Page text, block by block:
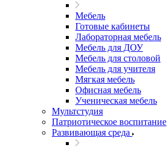
Мебель
Готовые кабинеты
Лабораторная мебель
Мебель для ДОУ
Мебель для столовой
Мебель для учителя
Мягкая мебель
Офисная мебель
Ученическая мебель
Мультстудия
Патриотическое воспитание
Развивающая среда